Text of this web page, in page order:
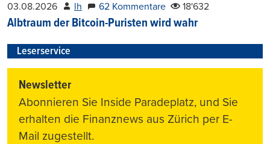
03.08.2026 lh 62 Kommentare 18'632
Albtraum der Bitcoin-Puristen wird wahr
Leserservice
Newsletter
Abonnieren Sie Inside Paradeplatz, und Sie
erhalten die Finanznews aus Zürich per E-
Mail zugestellt.